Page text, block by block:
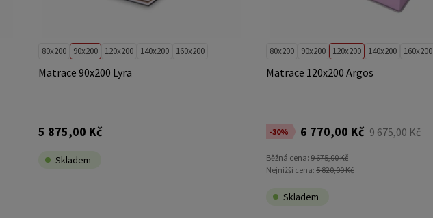
80x200 90x200 120x200 140x200 160x200
Matrace 90x200 Lyra
5 875,00 Kč
Skladem
80x200 90x200 120x200 140x200 160x200
Matrace 120x200 Argos
-30% 6 770,00 Kč 9 675,00 Kč
Běžná cena: 9 675,00 Kč
Nejnižší cena: 5 820,00 Kč
Skladem